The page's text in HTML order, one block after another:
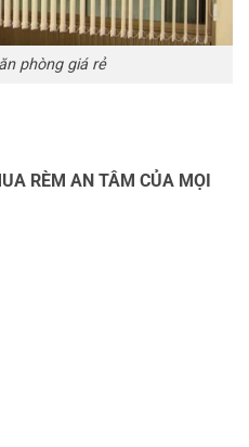
phòng giá rẻ
RÈM AN TÂM CỦA MỌI